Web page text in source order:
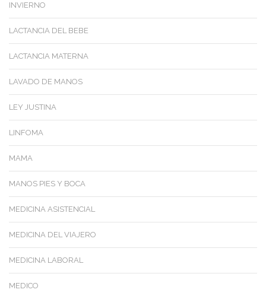
INVIERNO
LACTANCIA DEL BEBE
LACTANCIA MATERNA
LAVADO DE MANOS
LEY JUSTINA
LINFOMA
MAMA
MANOS PIES Y BOCA
MEDICINA ASISTENCIAL
MEDICINA DEL VIAJERO
MEDICINA LABORAL
MEDICO